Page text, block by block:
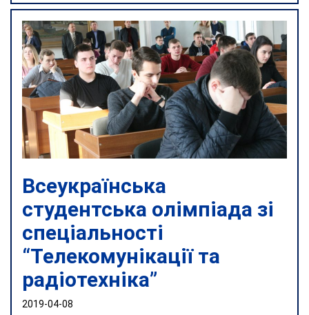
Всеукраїнська
студентська олімпіада зі
спеціальності
“Телекомунікації та
радіотехніка”
2019-04-08